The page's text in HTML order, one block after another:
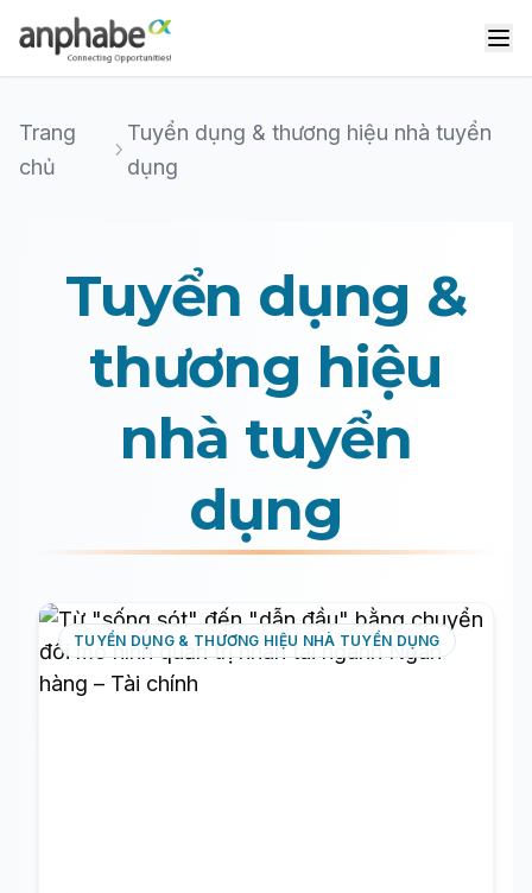
Trang
chủ
Tuyển dụng & thương hiệu nhà tuyển
dụng
Tuyển dụng &
thương hiệu
nhà tuyển
dụng
TUYỂN DỤNG & THƯƠNG HIỆU NHÀ TUYỂN DỤNG